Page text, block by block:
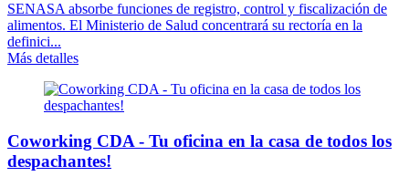
SENASA absorbe funciones de registro, control y fiscalización de
alimentos. El Ministerio de Salud concentrará su rectoría en la
definici...
Más detalles
Coworking CDA - Tu oficina en la casa de todos los
despachantes!